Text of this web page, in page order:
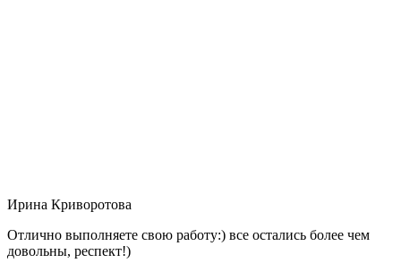
Ирина Криворотова
Отлично выполняете свою работу:) все остались более чем
довольны, респект!)